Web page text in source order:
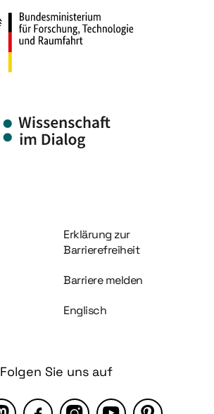
Information und Service
Erklärung zur
Barrierefreiheit
Barriere melden
Englisch
Folgen Sie uns auf